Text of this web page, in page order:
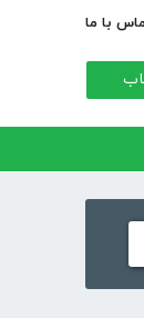
با ما